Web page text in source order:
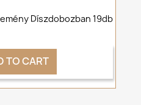
Díszdobozban 19db
TO CART